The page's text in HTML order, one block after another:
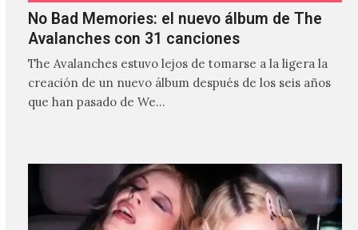
No Bad Memories: el nuevo álbum de The
Avalanches con 31 canciones
The Avalanches estuvo lejos de tomarse a la ligera la
creación de un nuevo álbum después de los seis años
que han pasado de We…